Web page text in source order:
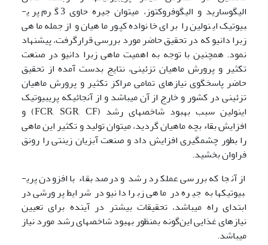
الیگوسارید و الیگوفروکتوز، می­توان جیره حاوی 3 گرم پری­
بیوتیک اینولین را برای خانواده کپور ماهیان و ازجمله ماهی
زبرا دانیو که در تحقیق حاضر مورد بررسی قرارگرفت، پیشنهاد
نمود. همچنین با توجه به اهمیت ماهی زبرا دانیو در صنعت
تکثیر و پرورش ماهیان تزئینی، نتایج بدست آمده از تحقیق
حاضر پاسخگوی نیازهای تمامی مراکز تکثیر و پرورش ماهیان
تزئینی در کشور و خارج از آن می­باشد و از آنجائیکه پری­بیوتیک
اینولین سبب بهبود شاخص­های رشد (FCR, SGR, CF) و
افزایش بقاء بچه ماهیان گردید، می­توان تولید و تکثیر این ماهی
را بطور چشمگیری افزایش داد و صنعت آبزیان زینتی را رونق
فراوان بخشید.
از آنجا که بررسی عملکرد رشد و درصد بقاء با افزودن پری­
بیوتیک­ها به جیره در ماهی زبرا دانیو در شرایط پرورشی در
ابتدای راه می­باشد، تحقیقات بیشتر در آینده برای تعیین
نیازهای غذایی این‌گونه بمنظور بهبود شاخص­های رشد مورد نیاز
می­باشد.